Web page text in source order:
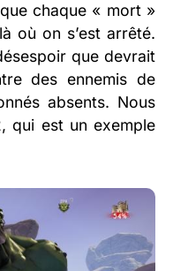
chaque « mort »
où on s’est arrêté.
que devrait
des ennemis de
absents. Nous
qui est un exemple